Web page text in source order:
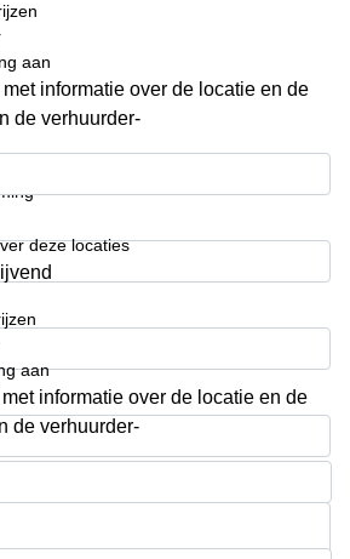
aan
informatie over de locatie en de
de verhuurder-
deze locaties
aan
informatie over de locatie en de
de verhuurder-